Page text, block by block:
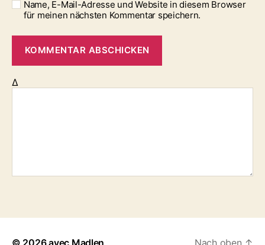
Name, E-Mail-Adresse und Website in diesem Browser
für meinen nächsten Kommentar speichern.
Δ
© 2026avec Madlen Nach oben ↑